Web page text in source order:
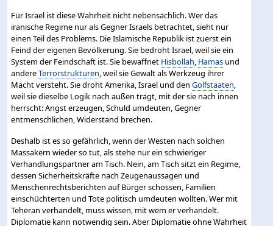
Für Israel ist diese Wahrheit nicht nebensächlich. Wer das
iranische Regime nur als Gegner Israels betrachtet, sieht nur
einen Teil des Problems. Die Islamische Republik ist zuerst ein
Feind der eigenen Bevölkerung. Sie bedroht Israel, weil sie ein
System der Feindschaft ist. Sie bewaffnet Hisbollah Hamas und
andereTerrorstrukturen , weil sie Gewalt als Werkzeug ihrer
Macht versteht. Sie droht Amerika, Israel und denGolfstaaten
weil sie dieselbe Logik nach außen trägt, mit der sie nach innen
herrscht: Angst erzeugen, Schuld umdeuten, Gegner
entmenschlichen, Widerstand brechen.
Deshalb ist es so gefährlich, wenn der Westen nach solchen
Massakern wieder so tut, als stehe nur ein schwieriger
Verhandlungspartner am Tisch. Nein, am Tisch sitzt ein Regime,
dessen Sicherheitskräfte nach Zeugenaussagen und
Menschenrechtsberichten auf Bürger schossen, Familien
einschüchterten und Tote politisch umdeuten wollten. Wer mit
Teheran verhandelt, muss wissen, mit wem er verhandelt.
Diplomatie kann notwendig sein. Aber Diplomatie ohne Wahrheit